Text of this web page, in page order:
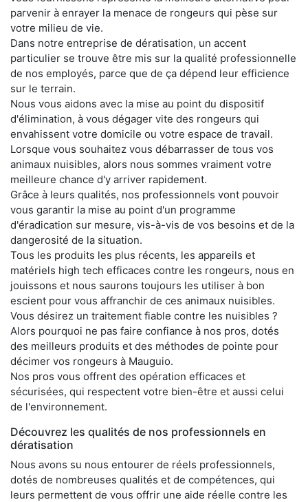
parvenir à enrayer la menace de rongeurs qui pèse sur
votre milieu de vie.
Dans notre entreprise de dératisation, un accent
particulier se trouve être mis sur la qualité professionnelle
de nos employés, parce que de ça dépend leur efficience
sur le terrain.
Nous vous aidons avec la mise au point du dispositif
d'élimination, à vous dégager vite des rongeurs qui
envahissent votre domicile ou votre espace de travail.
Lorsque vous souhaitez vous débarrasser de tous vos
animaux nuisibles, alors nous sommes vraiment votre
meilleure chance d'y arriver rapidement.
Grâce à leurs qualités, nos professionnels vont pouvoir
vous garantir la mise au point d'un programme
d'éradication sur mesure, vis-à-vis de vos besoins et de la
dangerosité de la situation.
Tous les produits les plus récents, les appareils et
matériels high tech efficaces contre les rongeurs, nous en
jouissons et nous saurons toujours les utiliser à bon
escient pour vous affranchir de ces animaux nuisibles.
Vous désirez un traitement fiable contre les nuisibles ?
Alors pourquoi ne pas faire confiance à nos pros, dotés
des meilleurs produits et des méthodes de pointe pour
décimer vos rongeurs à Mauguio.
Nos pros vous offrent des opération efficaces et
sécurisées, qui respectent votre bien-être et aussi celui
de l'environnement.
Découvrez les qualités de nos professionnels en
dératisation
Nous avons su nous entourer de réels professionnels,
dotés de nombreuses qualités et de compétences, qui
leurs permettent de vous offrir une aide réelle contre les